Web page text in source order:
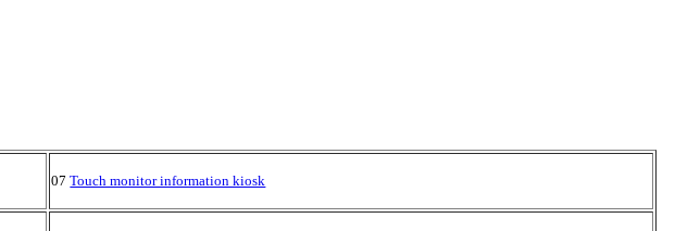
07Touch monitor information kiosk